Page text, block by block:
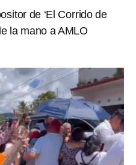
de ‘El Corrido de
la mano a AMLO